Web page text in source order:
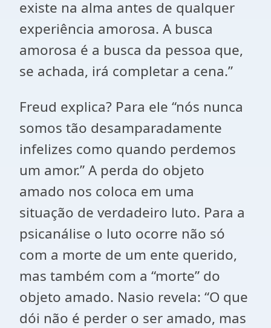
existe na alma antes de qualquer
experiência amorosa. A busca
amorosa é a busca da pessoa que,
se achada, irá completar a cena.”
Freud explica? Para ele “nós nunca
somos tão desamparadamente
infelizes como quando perdemos
um amor.” A perda do objeto
amado nos coloca em uma
situação de verdadeiro luto. Para a
psicanálise o luto ocorre não só
com a morte de um ente querido,
mas também com a “morte” do
objeto amado. Nasio revela: “O que
dói não é perder o ser amado, mas